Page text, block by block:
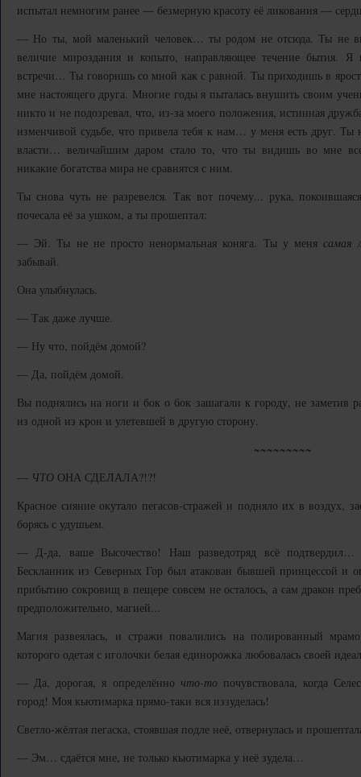
испытал немногим ранее — безмерную красоту её ликования —
— Но ты, мой маленький человек… ты родом не отсюда. Ты не
величие мироздания и копыто, направляющее течение бытия.
встречи… Ты говоришь со мной как с равной. Ты приходишь в
мне настоящего друга. Многие годы я пыталась внушить своим
никто и не подозревал, что, из-за моего положения, истинная
изменчивой судьбе, что привела тебя к нам… у меня есть друг. Ты
власти… величайшим даром стало то, что ты видишь во мне
никакие богатства мира не сравнятся с ним.
Ты снова чуть не разревелся. Так вот почему... рука,
почесала её за ушком, а ты прошептал:
— Эй. Ты не не просто ненормальная коняга. Ты у менясамая
забывай.
Она улыбнулась.
— Так даже лучше.
— Ну что, пойдём домой?
— Да, пойдём домой.
Вы поднялись на ноги и бок о бок зашагали к городу, не заметив
из одной из крон и улетевшей в другую сторону.
~~~~~~~~~
— ЧТО ОНА СДЕЛАЛА?!?!
Красное сияние окутало пегасов-стражей и подняло их в воздух,
борясь с удушьем.
— Д-да, ваше Высочество! Наш разведотряд всё
Бескланник из Северных Гор был атакован бывшей принцессой и
прибытию сокровищ в пещере совсем не осталось, а сам дракон
предположительно, магией...
Магия развеялась, и стражи повалились на полированный
которого одетая с иголочки белая единорожка любовалась своей
— Да, дорогая, я определённо что-топочувствовала, когда
город! Моя кьютимарка прямо-таки вся иззуделась!
Светло-жёлтая пегаска, стоявшая подле неё, отвернулась и
— Эм… сдаётся мне, не только кьютимарка у неё зудела…